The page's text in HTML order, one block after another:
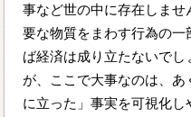
事など世の中に存在しま
要な物質をまわす行為の
ば経済は成り立たないでし
が、ここで大事なのは、
に立った」事実を可視化